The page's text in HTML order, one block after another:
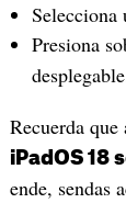
Selecciona
Presiona
Recuerda que
iPadOS 18
ende, sendas